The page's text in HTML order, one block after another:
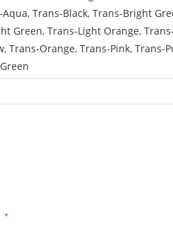
, Trans-Black, Trans-Bright
Green, Trans-Light Orange,
, Trans-Orange, Trans-Pink, Trans-
*